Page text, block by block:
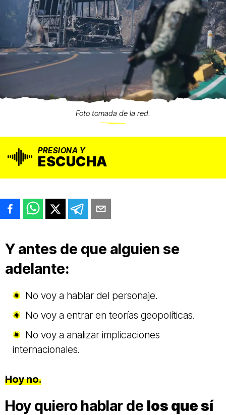
Foto tomada de la red.
PRESIONA Y
ESCUCHA
Y antes de que alguien se
adelante:
No voy a hablar del personaje.
No voy a entrar en teorías geopolíticas.
No voy a analizar implicaciones
internacionales.
Hoy no.
Hoy quiero hablar de los que sí